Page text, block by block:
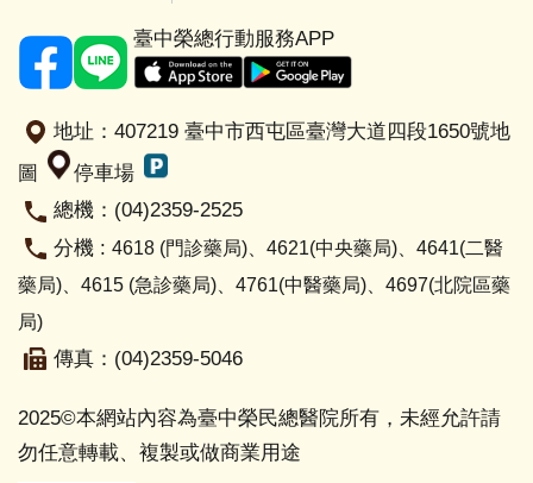
站
站
導
覽
中
榮
首
頁
回
藥
臺中榮總行動服務APP
地址：407219 臺中市西屯區臺灣大道四段1650號地
圖
停車場
總機：(04)2359-2525
分機 : 4618 (門診藥局) 、4621(中央藥局) 、4641(二醫
藥局)
4615 (急診藥局) 、4761(中醫藥局) 、4697(北院區藥
局)
傳真：(04)2359-5046
2025©本網站內容為臺中榮民總醫院所有，未經允許請
勿任意轉載、複製或做商業用途